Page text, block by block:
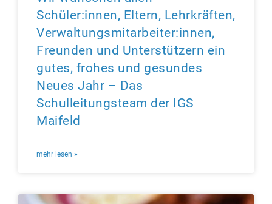
Schüler:innen, Eltern, Lehrkräften,
Verwaltungsmitarbeiter:innen,
Freunden und Unterstützern ein
gutes, frohes und gesundes
Neues Jahr – Das
Schulleitungsteam der IGS
Maifeld
mehr lesen »